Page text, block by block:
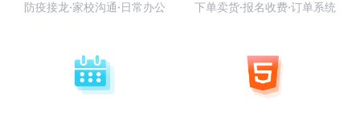
防疫接龙·家校沟通·日常办公 下单卖货·报名收费·订单系统